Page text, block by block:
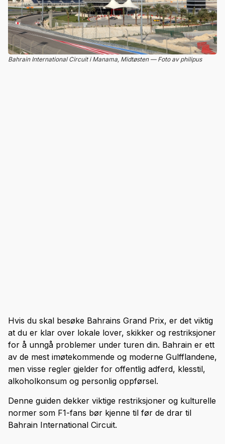
Bahrain International Circuit i Manama, Midtøsten — Foto av philipus
Hvis du skal besøke Bahrains Grand Prix, er det viktig
at du er klar over lokale lover, skikker og restriksjoner
for å unngå problemer under turen din. Bahrain er ett
av de mest imøtekommende og moderne Gulfflandene,
men visse regler gjelder for offentlig adferd, klesstil,
alkoholkonsum og personlig oppførsel.
Denne guiden dekker viktige restriksjoner og kulturelle
normer som F1-fans bør kjenne til før de drar til
Bahrain International Circuit.